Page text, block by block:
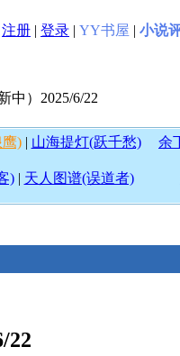
注册 | 登录 | YY书屋 | 小说
中）2025/6/22
)| 山海提灯(跃千愁) 余
)| 天人图谱(误道者)
22